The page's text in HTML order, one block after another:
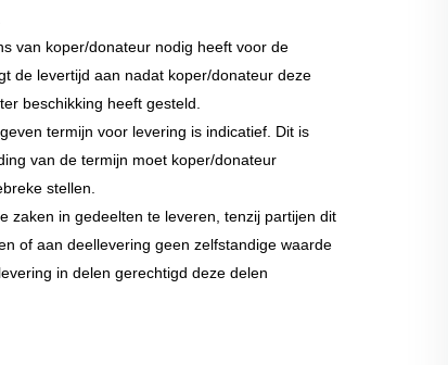
van koper/donateur nodig heeft voor de
de levertijd aan nadat koper/donateur deze
beschikking heeft gesteld.
termijn voor levering is indicatief. Dit is
van de termijn moet koper/donateur
stellen.
zaken in gedeelten te leveren, tenzij partijen dit
of aan deellevering geen zelfstandige waarde
in delen gerechtigd deze delen